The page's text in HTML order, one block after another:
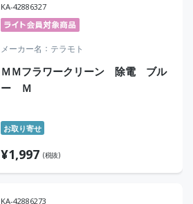
KA-42886327
メーカー名 テラモト
ＭＭフラワークリーン 除電 ブル
ー Ｍ
お取り寄せ
¥1,997 (税抜)
KA-42886273